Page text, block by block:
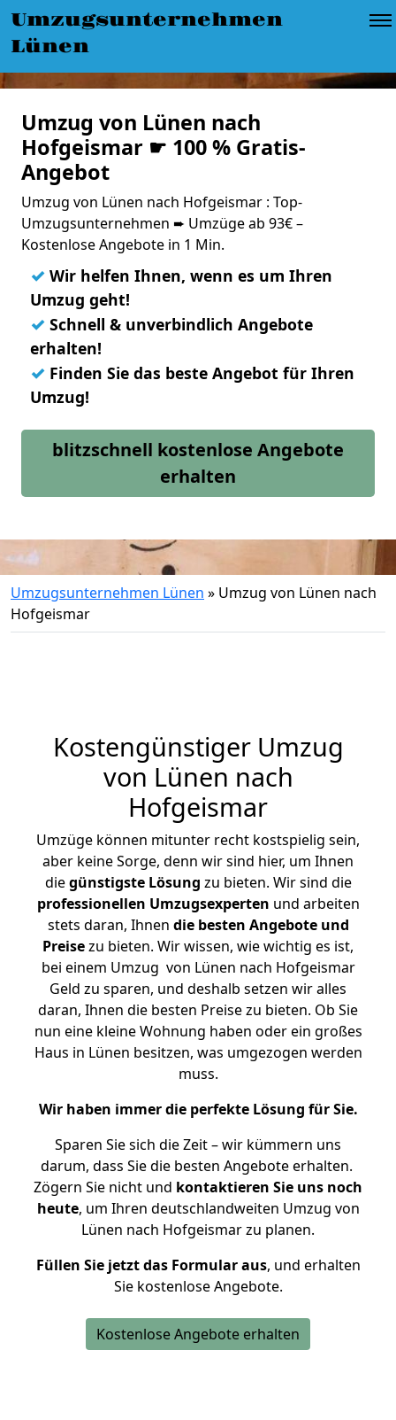
Umzugsunternehmen
Lünen
Umzug von Lünen nach
Hofgeismar ☛ 100 % Gratis-
Angebot
Umzug von Lünen nach Hofgeismar : Top-
Umzugsunternehmen ➨ Umzüge ab 93€ –
Kostenlose Angebote in 1 Min.
✓ Wir helfen Ihnen, wenn es um Ihren
Umzug geht!
✓ Schnell & unverbindlich Angebote
erhalten!
✓ Finden Sie das beste Angebot für Ihren
Umzug!
blitzschnell kostenlose Angebote
erhalten
Umzugsunternehmen Lünen » Umzug von Lünen nach
Hofgeismar
Kostengünstiger Umzug
von Lünen nach
Hofgeismar
Umzüge können mitunter recht kostspielig sein,
aber keine Sorge, denn wir sind hier, um Ihnen
diegünstigste Lösung zu bieten. Wir sind die
professionellen Umzugsexperten und arbeiten
stets daran, Ihnen die besten Angebote und
Preisezu bieten. Wir wissen, wie wichtig es ist,
bei einem Umzug von Lünen nach Hofgeismar
Geld zu sparen, und deshalb setzen wir alles
daran, Ihnen die besten Preise zu bieten. Ob Sie
nun eine kleine Wohnung haben oder ein großes
Haus in Lünen besitzen, was umgezogen werden
muss.
Wir haben immer die perfekte Lösung für Sie.
Sparen Sie sich die Zeit – wir kümmern uns
darum, dass Sie die besten Angebote erhalten.
Zögern Sie nicht und kontaktieren Sie uns noch
heute, um Ihren deutschlandweiten Umzug von
Lünen nach Hofgeismar zu planen.
Füllen Sie jetzt das Formular aus, und erhalten
Sie kostenlose Angebote.
Kostenlose Angebote erhalten